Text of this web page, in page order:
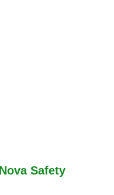
Safety